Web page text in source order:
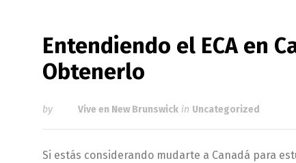
Entendiendo el ECA en
Obtenerlo
by Vive en New Brunswick in Uncategorized
Si estás considerando mudarte a Canadá para